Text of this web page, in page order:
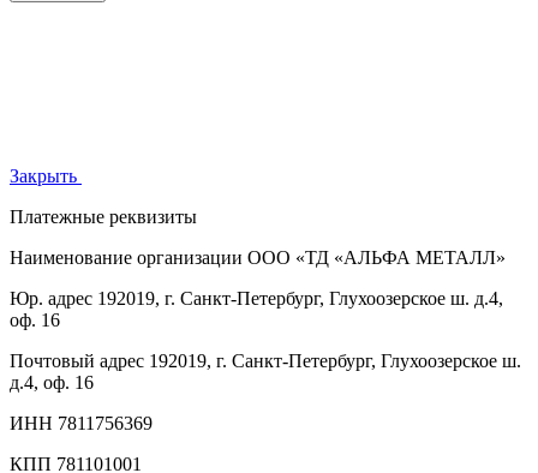
Закрыть
Платежные реквизиты
Наименование организации ООО «ТД «АЛЬФА МЕТАЛЛ»
Юр. адрес 192019, г. Санкт-Петербург, Глухоозерское ш. д.4,
оф. 16
Почтовый адрес 192019, г. Санкт-Петербург, Глухоозерское ш.
д.4, оф. 16
ИНН 7811756369
КПП 781101001